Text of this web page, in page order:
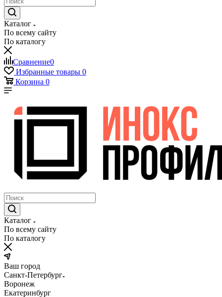
Каталог
По всему сайту
По каталогу
Сравнение0
Избранные товары 0
Корзина 0
Каталог
По всему сайту
По каталогу
Ваш город
Санкт-Петербург
Воронеж
Екатеринбург